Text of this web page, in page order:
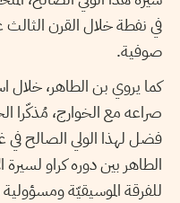
في نفطة خلال القرن
صوفية.
كما يروي بن الطاهر،
صراعه مع الخوارج، مُذكّرا
فضل لهذا الولي الصالح في
الطاهر بين دوره كراو لسيرة
للفرقة الموسيقيّة ومسؤولية